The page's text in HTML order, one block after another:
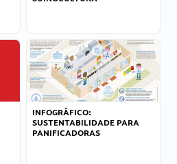
INFOGRÁFICO:
SUSTENTABILIDADE PARA
PANIFICADORAS